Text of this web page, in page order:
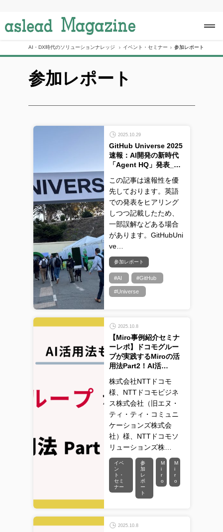
c
AI・DX時代のソリューションナレッジ イベント・セミナー 参加レポート
参加レポート
2025.10.29
GitHub Universe 2025
速報：AI開発の新時代
「Agent HQ」発表_…
この記事は速報性を優
先しております。英語
での発表をヒアリング
しつつ記載したため、
一部誤解などある場合
があります。GitHubUni
ve…
参加レポート
#AI #GitHub
#Universe
2025.10.8
【Miro事例紹介セミナ
ーレポ】ドコモグルー
プが実践するMiroの活
用法Part2！AI活…
株式会社NTTドコモ
様、NTTドコモビジネ
ス株式会社（旧エヌ・
ティ・ティ・コミュニ
ケーションズ株式会
社）様、NTTドコモソ
リューションズ株…
イベ
ン
ト・
セミ
ナー
参
加
レ
ポ
ー
ト
M
i
r
o
M
i
r
o
2025.10.8